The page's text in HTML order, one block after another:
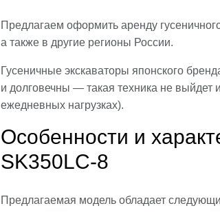
Предлагаем оформить аренду
а также в другие регионы России.
Гусеничные экскаваторы японского
и долговечны — такая техника не выйдет
ежедневных нагрузках).
Особенности и
SK350LC-8
Предлагаемая модель обладает